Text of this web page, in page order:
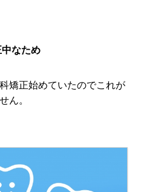
中なため
矯正始めていたのでこれが
ん。